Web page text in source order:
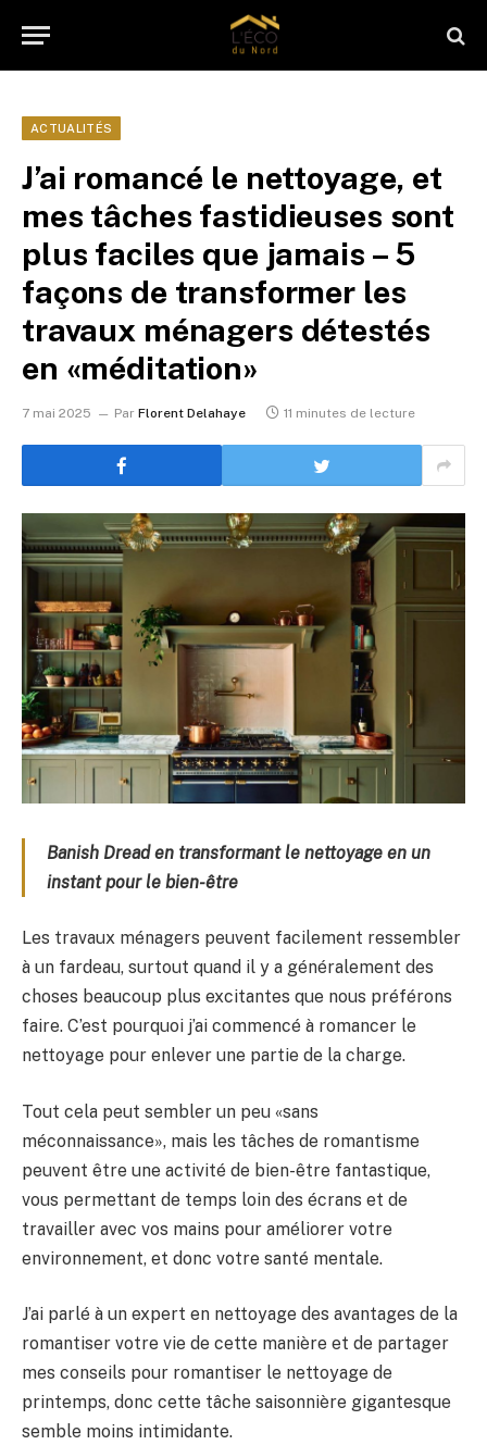
ACTUALITÉS
J’ai romancé le nettoyage, et
mes tâches fastidieuses sont
plus faciles que jamais – 5
façons de transformer les
travaux ménagers détestés
en «méditation»
7 mai 2025 Par Florent Delahaye 11 minutes de lecture
Banish Dread en transformant le nettoyage en un
instant pour le bien-être
Les travaux ménagers peuvent facilement ressembler
à un fardeau, surtout quand il y a généralement des
choses beaucoup plus excitantes que nous préférons
faire. C’est pourquoi j’ai commencé à romancer le
nettoyage pour enlever une partie de la charge.
Tout cela peut sembler un peu «sans
méconnaissance», mais les tâches de romantisme
peuvent être une activité de bien-être fantastique,
vous permettant de temps loin des écrans et de
travailler avec vos mains pour améliorer votre
environnement, et donc votre santé mentale.
J’ai parlé à un expert en nettoyage des avantages de la
romantiser votre vie de cette manière et de partager
mes conseils pour romantiser le nettoyage de
printemps, donc cette tâche saisonnière gigantesque
semble moins intimidante.